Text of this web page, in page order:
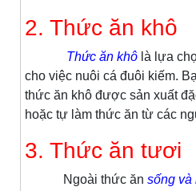
2. Thức ăn khô
Thức ăn khô là lựa
cho việc nuôi cá đuôi kiếm.
thức ăn khô được sản xuất
hoặc tự làm thức ăn từ các
3. Thức ăn tươi
Ngoài thức ăn sống và